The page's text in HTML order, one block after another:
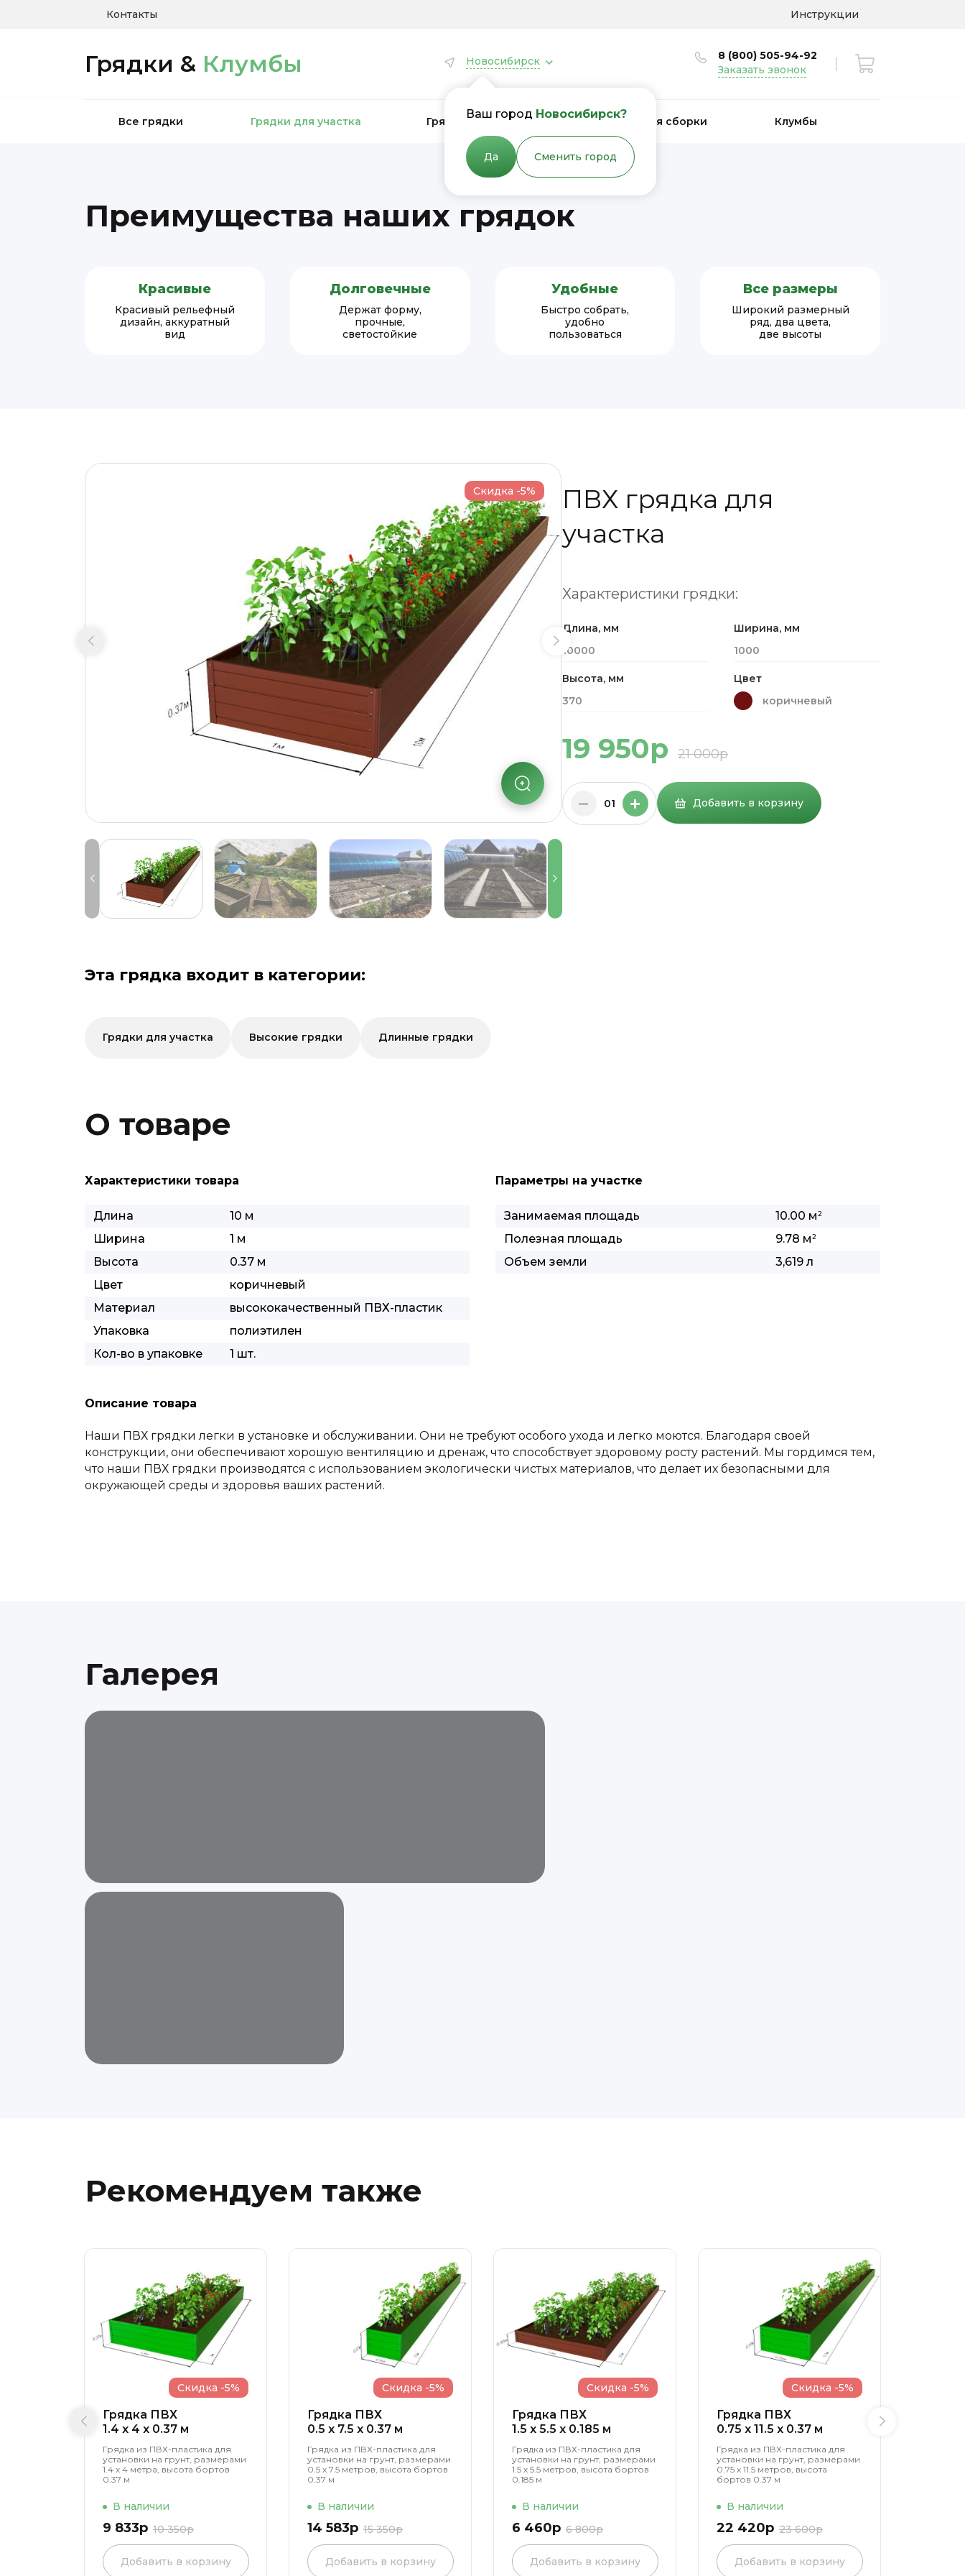
Контакты Инструкции
Грядки & Клумбы Новосибирск
Ваш город Новосибирск?
Да Сменить город
8 (800) 505-94-92
Заказать звонок
Все грядки Грядки для участка Грядки для теплиц Грядки для сборки Клумбы
Преимущества наших грядок
Красивые
Красивый рельефный
дизайн, аккуратный
вид
Долговечные
Держат форму,
прочные,
светостойкие
Удобные
Быстро собрать,
удобно
пользоваться
Все размеры
Широкий размерный
ряд, два цвета,
две высоты
Скидка -5%
ПВХ грядка для
участка
Характеристики грядки:
Длина, мм
10000
Ширина, мм
1000
Высота, мм
370
Цвет
коричневый
19 950р 21 000р
01 Добавить в корзину
Эта грядка входит в категории:
Грядки для участка Высокие грядки Длинные грядки
О товаре
Характеристики товара
Длина
10 м
Ширина
1 м
Высота
0.37 м
Цвет
коричневый
Материал
высококачественный ПВХ-пластик
Упаковка
полиэтилен
Кол-во в упаковке
1 шт.
Параметры на участке
Занимаемая площадь 10.00 м2
Полезная площадь 9.78 м2
Объем земли 3,619 л
Описание товара
Наши ПВХ грядки легки в установке и обслуживании. Они не требуют особого ухода и легко моются. Благодаря своей
конструкции, они обеспечивают хорошую вентиляцию и дренаж, что способствует здоровому росту растений. Мы гордимся тем,
что наши ПВХ грядки производятся с использованием экологически чистых материалов, что делает их безопасными для
окружающей среды и здоровья ваших растений.
Галерея
Рекомендуем также
Грядка ПВХ
1.4 x 4 x 0.37 м
Грядка из ПВХ-пластика для
установки на грунт, размерами
1.4 х 4 метра, высота бортов
0.37 м
В наличии
9 833р 10 350р
Скидка -5%
Добавить в корзину
Грядка ПВХ
0.5 x 7.5 x 0.37 м
Грядка из ПВХ-пластика для
установки на грунт, размерами
0.5 х 7.5 метров, высота бортов
0.37 м
В наличии
14 583р 15 350р
Скидка -5%
Добавить в корзину
Грядка ПВХ
1.5 x 5.5 x 0.185 м
Грядка из ПВХ-пластика для
установки на грунт, размерами
1.5 х 5.5 метров, высота бортов
0.185 м
В наличии
6 460р 6 800р
Скидка -5%
Добавить в корзину
Грядка ПВХ
0.75 x 11.5 x 0.37 м
Грядка из ПВХ-пластика для
установки на грунт, размерами
0.75 х 11.5 метров, высота
бортов 0.37 м
В наличии
22 420р 23 600р
Скидка -5%
Добавить в корзину